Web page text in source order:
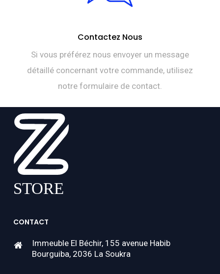
Contactez Nous
Si vous préférez nous envoyer un message
détaillé concernant votre commande, utilisez
notre formulaire de contact.
CONTACT
Immeuble El Béchir, 155 avenue Habib
Bourguiba, 2036 La Soukra